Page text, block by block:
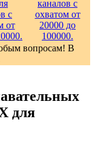
вопросам! В
для